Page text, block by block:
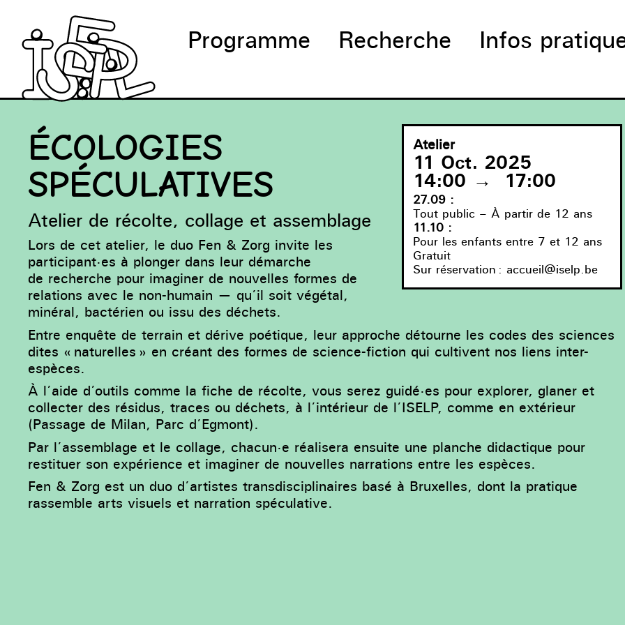
Programme Recherche Infos
Atelier
11 Oct. 2025
14:00 → 17:00
27.09 :
Tout public – À partir de 12 ans
11.10 :
Pour les enfants entre 7 et 12 ans
Gratuit
Sur réservation : accueil@iselp.be
ÉCOLOGIES
SPÉCULATIVES
Atelier de récolte, collage et assemblage
Lors de cet atelier, le duo Fen & Zorg invite les
participant·es à plonger dans leur démarche
de recherche pour imaginer de nouvelles formes de
relations avec le non-humain — qu’il soit végétal,
minéral, bactérien ou issu des déchets.
Entre enquête de terrain et dérive poétique, leur approche détourne les codes des sciences
dites « naturelles » en créant des formes de science-fiction qui cultivent nos liens inter-
espèces.
À l’aide d’outils comme la fiche de récolte, vous serez guidé·es pour explorer, glaner et
collecter des résidus, traces ou déchets, à l’intérieur de l’ISELP, comme en extérieur
(Passage de Milan, Parc d’Egmont).
Par l’assemblage et le collage, chacun·e réalisera ensuite une planche didactique pour
restituer son expérience et imaginer de nouvelles narrations entre les espèces.
Fen & Zorg est un duo d’artistes transdisciplinaires basé à Bruxelles, dont la pratique
rassemble arts visuels et narration spéculative.